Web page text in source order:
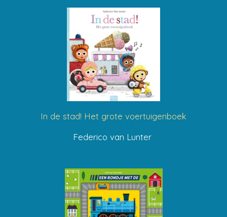
In de stad! Het grote voertuigenboek
Federico van Lunter